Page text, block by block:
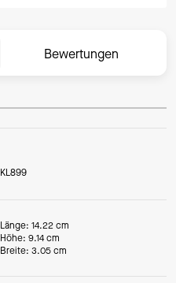
Bewertungen
KL899
Länge: 14.22 cm
Höhe: 9.14 cm
Breite: 3.05 cm